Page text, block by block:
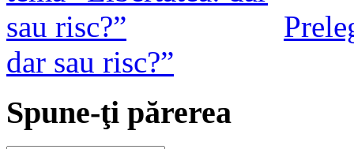
dar sau risc?”
Spune-ţi părerea